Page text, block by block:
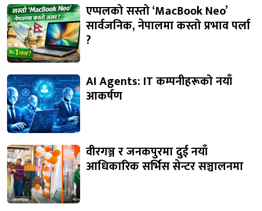
एप्पलको सस्तो ‘MacBook Neo’
सार्वजनिक, नेपालमा कस्तो प्रभाव पर्ला
?
AI Agents: IT कम्पनीहरूको नयाँ
आकर्षण
वीरगञ्ज र जनकपुरमा दुई नयाँ
आधिकारिक सर्भिस सेन्टर सञ्चालनमा